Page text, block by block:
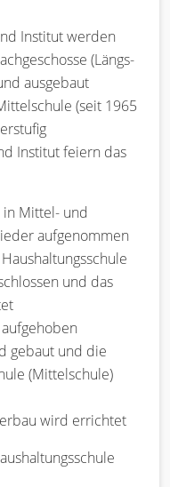
Institut werden
(Längs-
ausgebaut
(seit 1965
Institut feiern das
Mittel- und
aufgenommen
und das
gebaut und die
(Mittelschule)
wird errichtet